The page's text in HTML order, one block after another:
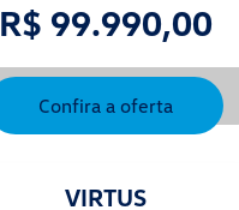
R$ 99.990,00
Confira a oferta
VIRTUS